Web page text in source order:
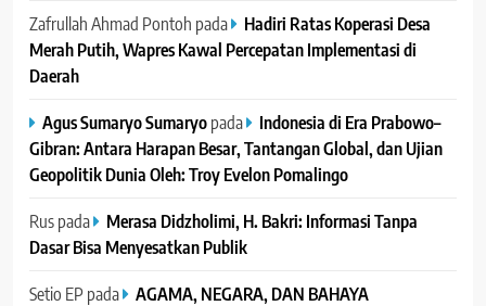
Zafrullah Ahmad Pontoh pada
Hadiri Ratas Koperasi Desa
Merah Putih, Wapres Kawal Percepatan Implementasi di
Daerah
Agus Sumaryo Sumaryopada
Indonesia di Era Prabowo–
Gibran: Antara Harapan Besar, Tantangan Global, dan Ujian
Geopolitik Dunia Oleh: Troy Evelon Pomalingo
Ruspada
Merasa Didzholimi, H. Bakri: Informasi Tanpa
Dasar Bisa Menyesatkan Publik
Setio EP pada
AGAMA, NEGARA, DAN BAHAYA